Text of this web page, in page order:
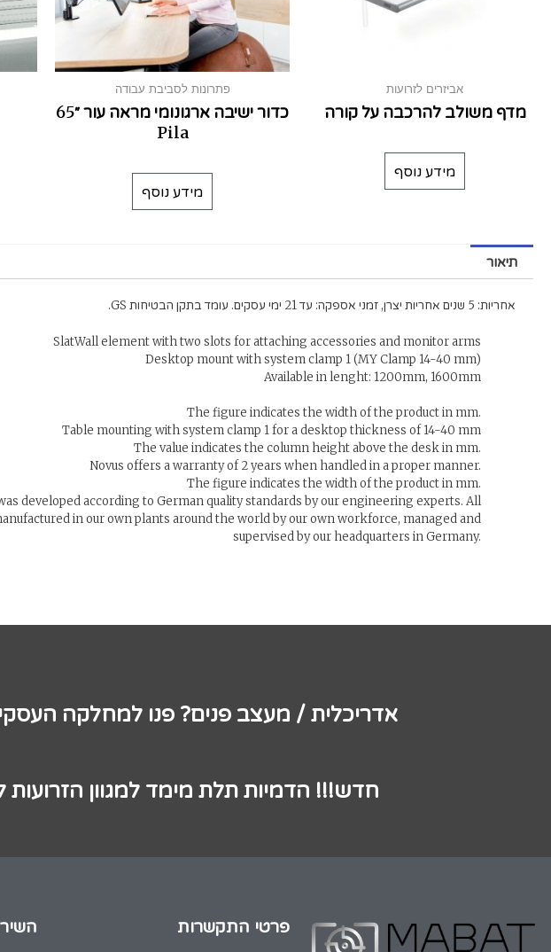
אביזרים לזרועות
מדף משולב להרכבה על קורה
מידע נוסף
פתרונות לסביבת עבודה
כדור ישיבה ארגונומי מראה עור ״65
Pila
מידע נוסף
תיאור
אחריות: 5 שנים אחריות יצרן, זמני אספקה: עד 21 ימי עסקים. עומד בתקן הבטיחות GS.
SlatWall element with two slots for attaching accessories and monitor arms
Desktop mount with system clamp 1 (MY Clamp 14-40 mm)
Available in lenght: 1200mm, 1600mm
The figure indicates the width of the product in mm.
Table mounting with system clamp 1 for a desktop thickness of 14-40 mm
The value indicates the column height above the desk in mm.
Novus offers a warranty of 2 years when handled in a proper manner.
The figure indicates the width of the product in mm.
developed according to German quality standards by our engineering experts. All
in our own plants around the world by our own workforce, managed and
supervised by our headquarters in Germany.
אדריכלית / מעצב פנים? פנו למחלקה
חדש!!! הדמיות תלת מימד למגוון
פרטי התקשרות